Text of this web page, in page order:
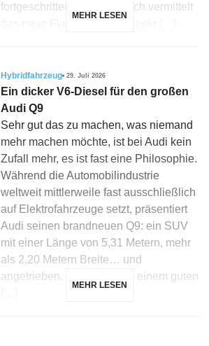
fortgeschritten sind. Dennoch vermittelt
MEHR LESEN
Hybridfahrzeug 29. Juli 2026
Ein dicker V6-Diesel für den großen
Audi Q9
Sehr gut das zu machen, was niemand
mehr machen möchte, ist bei Audi kein
Zufall mehr, es ist fast eine Philosophie.
Während die Automobilindustrie
weltweit mittlerweile fast ausschließlich
auf Elektrofahrzeuge setzt, präsentiert
Audi seinen brandneuen Q9: ein SUV
mit einer Länge von 5,31 Metern, mehr
als 2,20 Metern Breite… und
angetrieben, zunächst, von einem guten
MEHR LESEN